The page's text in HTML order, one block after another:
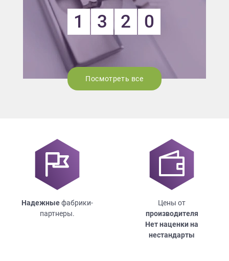
1 3 2 0
Посмотреть все
Надежныефабрики-
партнеры.
Цены от
производителя
Нет наценки на
нестандарты